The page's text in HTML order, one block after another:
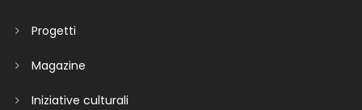
Progetti
Magazine
Iniziative culturali